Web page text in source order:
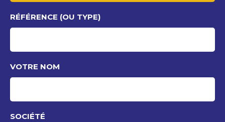
RÉFÉRENCE (OU TYPE)
VOTRE NOM
SOCIÉTÉ